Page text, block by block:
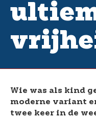
Wie was als kind
moderne variant
twee keer in de